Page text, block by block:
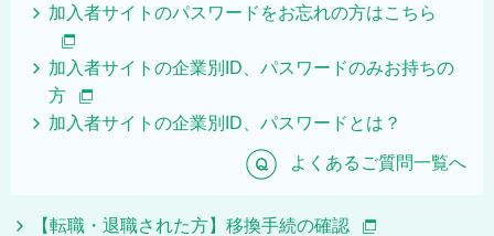
加入者サイトのパスワードをお忘れの方はこちら
加入者サイトの企業別ID、パスワードのみお持ちの
方
加入者サイトの企業別ID、パスワードとは？
Q
よくあるご質問一覧へ
【転職・退職された方】移換手続の確認